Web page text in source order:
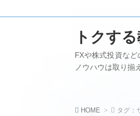
トクす
FXや株式投資な
ノウハウは取り揃
HOME タグ：